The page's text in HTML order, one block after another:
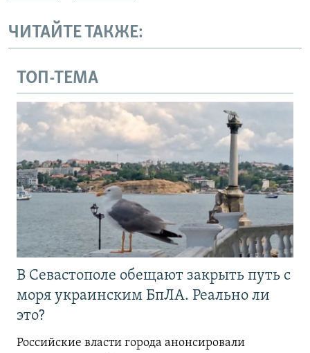
ЧИТАЙТЕ ТАКЖЕ:
ТОП-ТЕМА
В Севастополе обещают закрыть путь с
моря украинским БпЛА. Реально ли
это?
Российские власти города анонсировали